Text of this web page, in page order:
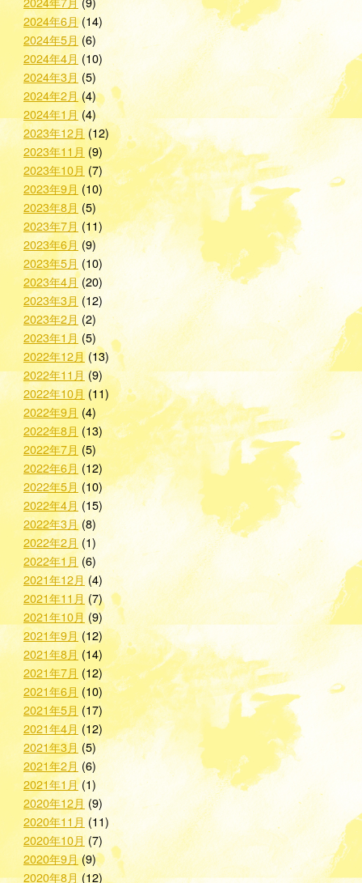
2024年6月(14)
2024年5月(6)
2024年4月 (10)
2024年3月(5)
2024年2月(4)
2024年1月(4)
2023年12月(12)
2023年11月 (9)
2023年10月 (7)
2023年9月 (10)
2023年8月(5)
2023年7月(11)
2023年6月 (9)
2023年5月 (10)
2023年4月(20)
2023年3月(12)
2023年2月 (2)
2023年1月(5)
2022年12月 (13)
2022年11月(9)
2022年10月 (11)
2022年9月 (4)
2022年8月 (13)
2022年7月 (5)
2022年6月(12)
2022年5月(10)
2022年4月(15)
2022年3月(8)
2022年2月(1)
2022年1月 (6)
2021年12月(4)
2021年11月(7)
2021年10月 (9)
2021年9月(12)
2021年8月 (14)
2021年7月 (12)
2021年6月 (10)
2021年5月 (17)
2021年4月(12)
2021年3月 (5)
2021年2月 (6)
2021年1月(1)
2020年12月 (9)
2020年11月 (11)
2020年10月(7)
2020年9月(9)
2020年8月(12)